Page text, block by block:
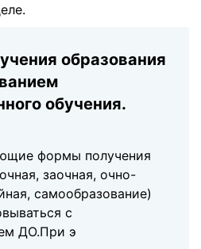
образования
обучения.
формы получения
заочная, очно-
самообразование)
с
ДО.При э